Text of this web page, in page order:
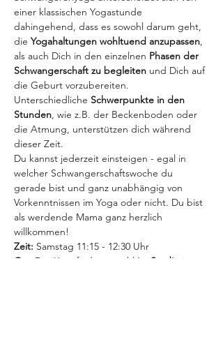
einer klassischen Yogastunde
dahingehend, dass es sowohl darum geht,
die Yogahaltungen wohltuend anzupassen,
als auch Dich in den einzelnen Phasen der
Schwangerschaft zu begleiten und Dich auf
die Geburt vorzubereiten.
Unterschiedliche Schwerpunkte in den
Stunden, wie z.B. der Beckenboden oder
die Atmung, unterstützen dich während
dieser Zeit.
Du kannst jederzeit einsteigen - egal in
welcher Schwangerschaftswoche du
gerade bist und ganz unabhängig von
Vorkenntnissen im Yoga oder nicht. Du bist
als werdende Mama ganz herzlich
willkommen!
Zeit: Samstag 11:15 - 12:30 Uhr
Ort:
Der Kurs findet sowohl im Studio
in